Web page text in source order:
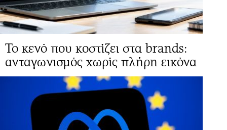
Το κενό που κοστίζει στα brands:
ανταγωνισμός χωρίς πλήρη εικόνα